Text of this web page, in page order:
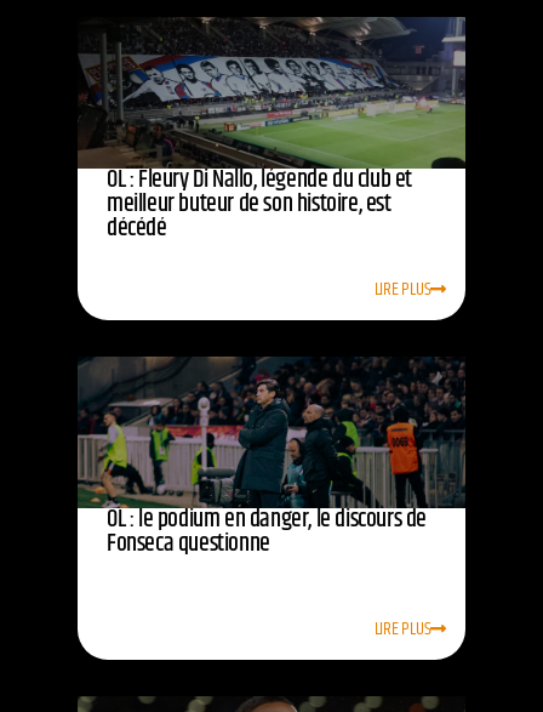
OL : Fleury Di Nallo, légende du club et
meilleur buteur de son histoire, est
décédé
LIRE PLUS
OL : le podium en danger, le discours de
Fonseca questionne
LIRE PLUS